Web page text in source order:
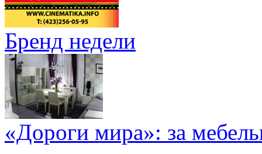
Бренд недели
«Дороги мира»: за